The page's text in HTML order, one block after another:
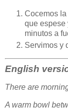
Cocemos
que espese
minutos a
Servimos y
English
There are
A warm bowl